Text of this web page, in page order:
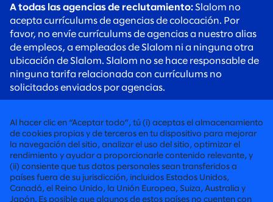
A todas las agencias de reclutamiento: Slalom no
acepta currículums de agencias de colocación. Por
favor, no envíe currículums de agencias a nuestro alias
de empleos, a empleados de Slalom ni a ninguna otra
ubicación de Slalom. Slalom no se hace responsable de
ninguna tarifa relacionada con currículums no
solicitados enviados por agencias.
de reclutamiento. Los reclutadores de Slalom siempre
se comunicarán con usted mediante una dirección de
correo electrónico @slalom.com, y nunca cobraremos
ninguna tarifa a los candidatos como parte de nuestro
proceso de contratación.
Al hacer clic en “Aceptar todo”, tú (i) aceptas el almacenamiento
de cookies propias y de terceros en tu dispositivo para mejorar
la navegación del sitio, analizar el uso del sitio, optimizar el
rendimiento y ayudar a proporcionarle contenido relevante, y
(ii) consiente que tus datos personales sean transferidos a
países fuera de su jurisdicción, incluidos Estados Unidos,
Canadá, el Reino Unido, la Unión Europea, Suiza, Australia y
Japón. Es posible que algunos de estos países no cuenten con